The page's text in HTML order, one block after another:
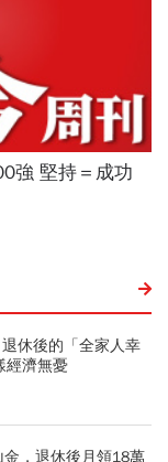
休後的「全家人幸
經濟無憂
，退休後月領18萬